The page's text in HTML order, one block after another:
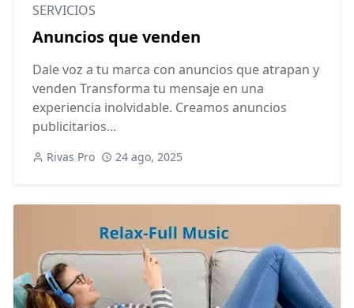
SERVICIOS
Anuncios que venden
Dale voz a tu marca con anuncios que atrapan y
venden Transforma tu mensaje en una
experiencia inolvidable. Creamos anuncios
publicitarios...
Rivas Pro 24 ago, 2025